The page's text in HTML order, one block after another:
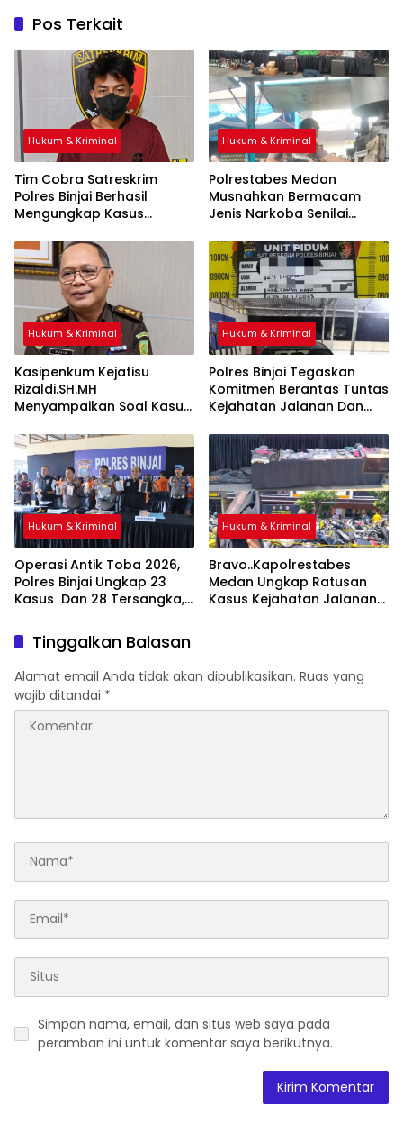
Pos Terkait
Hukum & Kriminal
Tim Cobra Satreskrim
Polres Binjai Berhasil
Mengungkap Kasus
Di Binjai Barat .
Hukum & Kriminal
Polrestabes Medan
Musnahkan Bermacam
Jenis Narkoba Senilai
Komplotan Jaringan
Internasional
Hukum & Kriminal
Kasipenkum Kejatisu
Rizaldi.SH.MH
Menyampaikan Soal Kasus
Dalam Kasus Pelepasan
Aset Perkebunan PTPN ll
JPU, Akan Banding
Hukum & Kriminal
Polres Binjai Tegaskan
Komitmen Berantas Tuntas
Kejahatan Jalanan Dan
Baru Berhasil Diringkus Tim
Cobra
Hukum & Kriminal
Operasi Antik Toba 2026,
Polres Binjai Ungkap 23
Kasus Dan 28 Tersangka,
Komitmen Perangi
Narkoba Di Wilayah
Hukumnya
Hukum & Kriminal
Bravo..Kapolrestabes
Medan Ungkap Ratusan
Kasus Kejahatan Jalanan
Tinggalkan Balasan
Alamat email Anda tidak akan dipublikasikan. Ruas yang
wajib ditandai *
Simpan nama, email, dan situs web saya pada
peramban ini untuk komentar saya berikutnya.